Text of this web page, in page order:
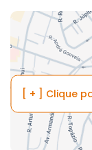
[ + ] Clique